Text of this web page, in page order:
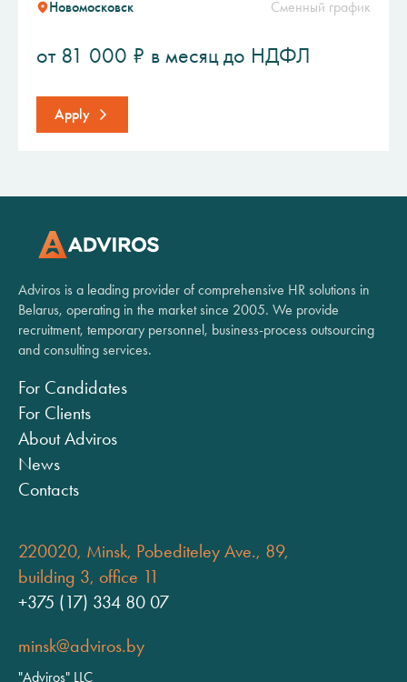
Новомосковск Сменный график
от 81 000 ₽ в месяц до НДФЛ
Apply
Adviros is a leading provider of comprehensive HR solutions in
Belarus, operating in the market since 2005. We provide
recruitment, temporary personnel, business-process outsourcing
and consulting services.
For Candidates
For Clients
About Adviros
News
Contacts
220020, Minsk, Pobediteley Ave., 89,
building 3, office 11
+375 (17) 334 80 07
minsk@adviros.by
"Adviros" LLC